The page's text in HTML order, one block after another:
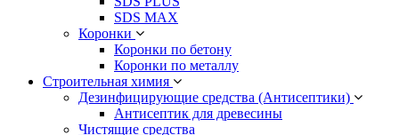
SDS MAX
Коронки
Коронки по бетону
Коронки по металлу
Строительная химия
Дезинфицирующие средства (Антисептики)
Антисептик для древесины
Чистящие средства